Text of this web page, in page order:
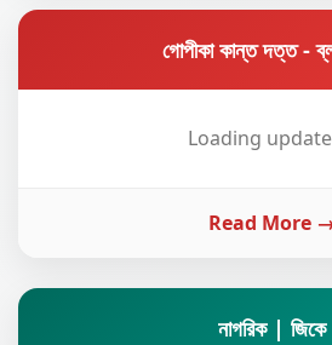
গোপীকা কান্ত দত্ত -
Loading
Read More
নাগরিক | জিকে